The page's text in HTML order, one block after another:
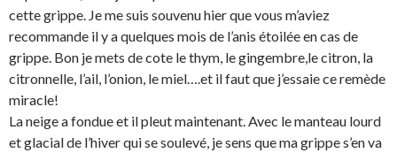
cette grippe. Je me suis souvenu hier que vous m’aviez
recommande il y a quelques mois de l’anis étoilée en cas de
grippe. Bon je mets de cote le thym, le gingembre,le citron, la
citronnelle, l’ail, l’onion, le miel….et il faut que j’essaie ce remède
miracle!
La neige a fondue et il pleut maintenant. Avec le manteau lourd
et glacial de l’hiver qui se soulevé, je sens que ma grippe s’en va